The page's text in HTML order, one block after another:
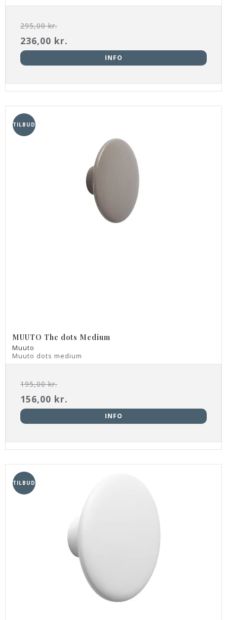
295,00 kr.
236,00 kr.
INFO
TILBUD
MUUTO The dots Medium
Muuto
Muuto dots medium
195,00 kr.
156,00 kr.
INFO
TILBUD